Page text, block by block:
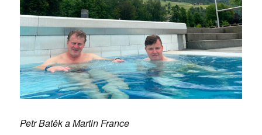
Petr Batěk a Martin France